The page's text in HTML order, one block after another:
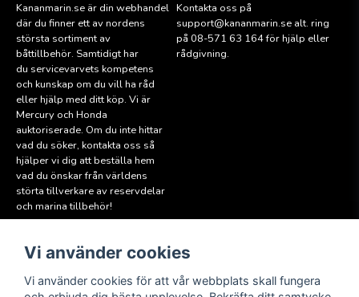
Kananmarin.se är din webhandel
där du finner ett av nordens
största sortiment av
båttillbehör. Samtidigt har
du servicevarvets kompetens
och kunskap om du vill ha råd
eller hjälp med ditt köp. Vi är
Mercury och Honda
auktoriserade. Om du inte hittar
vad du söker, kontakta oss så
hjälper vi dig att beställa hem
vad du önskar från världens
störta tillverkare av reservdelar
och marina tillbehör!
Kontakta oss på
support@kananmarin.se alt. ring
på 08-571 63 164 för hjälp eller
rådgivning.
Läs mer
Köpvillkor
Följ oss
Facebook
Vi använder cookies
Vi använder cookies för att vår webbplats skall fungera